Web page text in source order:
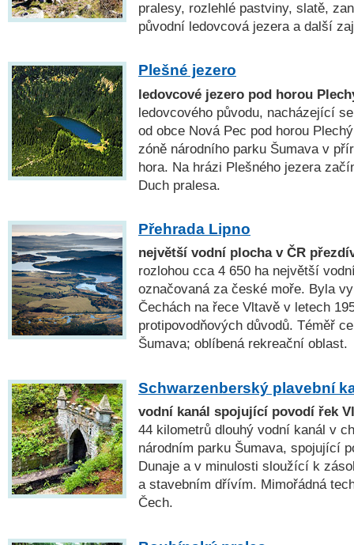
pralesy, rozlehlé pastviny, slatě,
původní ledovcová jezera a další
Plešné jezero
ledovcové jezero pod horou
ledovcového původu, nacházející
od obce Nová Pec pod horou
zóně národního parku Šumava v
hora. Na hrázi Plešného jezera
Duch pralesa.
Přehrada Lipno
největší vodní plocha v ČR
rozlohou cca 4 650 ha největší
označovaná za české moře. Byla
Čechách na řece Vltavě v letech
protipovodňových důvodů. Téměř
Šumava; oblíbená rekreační oblast.
Schwarzenberský plavební
vodní kanál spojující povodí řek
44 kilometrů dlouhý vodní kanál v
národním parku Šumava, spojující
Dunaje a v minulosti sloužící k
a stavebním dřívím. Mimořádná
Čech.